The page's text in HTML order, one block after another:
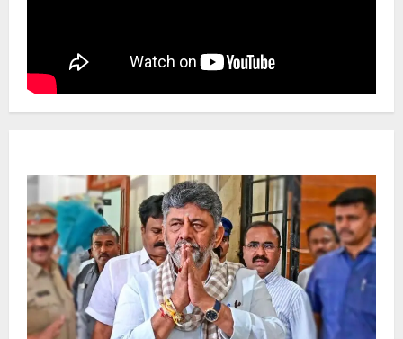
Newsbeat ಜಿಲ್ಲೆ ರಾಜಕೀಯ ರಾಜ್ಯ
ಡಿಕೆಶಿ ಜತೆ 14 ಮಂದಿ ಪ್ರಮಾಣವಚನ ಸಾಧ್ಯತೆ.. ಇಲ್ಲಿದೆ
ಸಂಭಾವ್ಯ ಸಚಿವರ ಫೈನಲ್ ಲಿಸ್ಟ್‌!
Ashwaveega June 3, 2026 0